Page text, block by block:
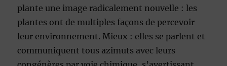
plante une image radicalement nouvelle : les
plantes ont de multiples façons de percevoir
leur environnement. Mieux : elles se parlent et
communiquent tous azimuts avec leurs